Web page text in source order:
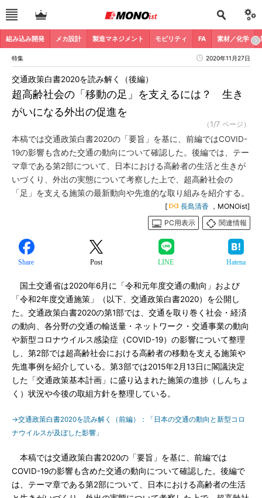
組み込み開発 メカ設計 製造マネジメント モビリティ FA 素材／化学
特集 2020年11月27日
超高齢社会の「移動の足」を支えるには？ 生き
がいになる外出の促進を
交通政策白書2020を読み解く（後編）
（1/7 ページ）
本稿では交通政策白書2020の「要旨」を基に、前編ではCOVID-
19の影響も含めた交通の動向について確認した。後編では、テー
マ章である第2部について、日本における高齢者の生活と生きが
いづくり、外出の実態について考察した上で、超高齢社会の
「足」を支える施策の最新動向や先進的な取り組みを紹介する。
[ 長島清香 ，MONOist]
PC用表示
関連情報
Share Post LINE Hatena
国土交通省は2020年6月に「令和元年度交通の動向」および
「令和2年度交通施策」（以下、交通政策白書2020）を公開し
た。交通政策白書2020の第1部では、交通を取り巻く社会・経済
の動向、各分野の交通の輸送量・ネットワーク・交通事業の動向
や新型コロナウイルス感染症（COVID-19）の影響について整理
し、第2部では超高齢社会における高齢者の移動を支える施策や
先進事例を紹介している。第3部では2015年2月13日に閣議決定
した「交通政策基本計画」に盛り込まれた施策の進捗（しんちょ
く）状況や今後の取組方針を整理している。
→交通政策白書2020を読み解く（前編）：「日本の交通の動向と新型コロ
ナウイルスが及ぼした影響」
本稿では交通政策白書2020の「要旨」を基に、前編では
COVID-19の影響も含めた交通の動向について確認した。後編で
は、テーマ章である第2部について、日本における高齢者の生活